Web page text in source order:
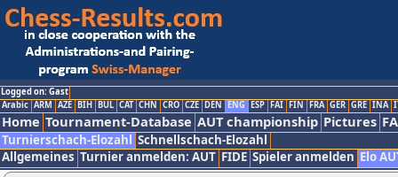
Logged on: Gast
Arabic ARM AZE BIH BUL CAT CHN CRO CZE DEN ENG ESP FAI FIN FRA GER GRE INA
Home Tournament-Database AUT championship Pictures
Turnierschach-Elozahl Schnellschach-Elozahl
Allgemeines Turnier anmelden: AUT FIDE Spieler anmelden Elo